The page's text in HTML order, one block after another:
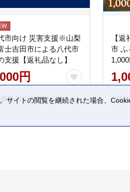
市向け 災害支援※山梨
士吉田市による八代市
支援【返礼品なし】
円
県 富士吉田市
【
市 ふ
熊
イトの閲覧を継続された場合、